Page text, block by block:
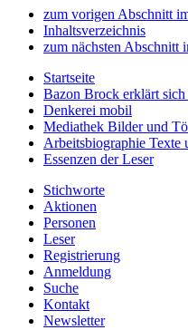
zum vorigen Abschnitt
Inhaltsverzeichnis
zum nächsten Abschnitt
Startseite
Bazon Brock erklärt sich
Denkerei mobil
Mediathek Bilder und
Arbeitsbiographie Texte
Essenzen der Leser
Stichworte
Aktionen
Personen
Leser
Registrierung
Anmeldung
Suche
Kontakt
Newsletter